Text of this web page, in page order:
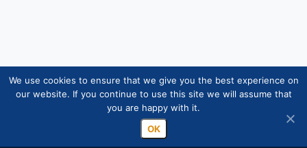
Copyright © Suomen Rotarypalvelu ry 2026 |
Jäsentietojärjestelmän tietosuojaseloste|Henkilötietojen
käsittely Rotarytoiminnassa
We use cookies to ensure that we give you the best experience on
our website. If you continue to use this site we will assume that
you are happy with it.
OK